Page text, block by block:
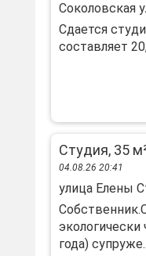
Соколовская
Сдается
составляет
Студия, 35
04.08.26 20:41
улица Елены
года)